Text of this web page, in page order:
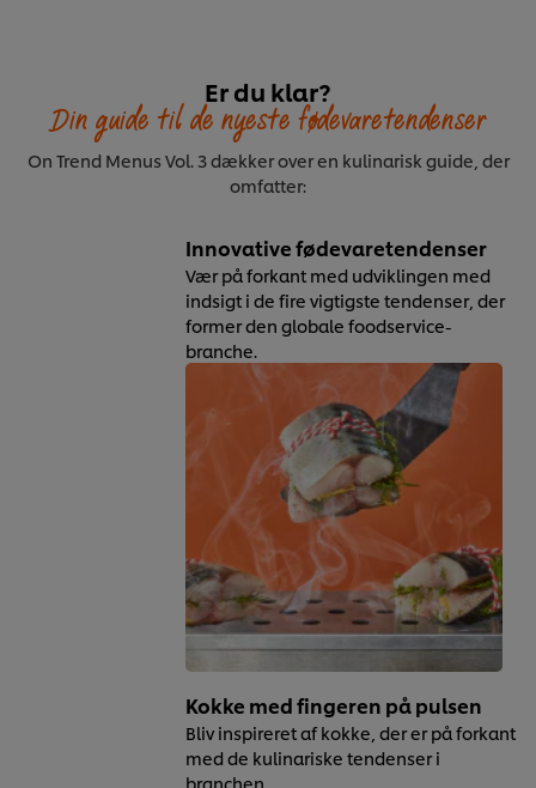
Er du klar?
Din guide til de nyeste fødevaretendenser
On Trend Menus Vol. 3 dækker over en kulinarisk guide, der
omfatter:
Innovative fødevaretendenser
Vær på forkant med udviklingen med
indsigt i de fire vigtigste tendenser, der
former den globale foodservice-
branche.
Kokke med fingeren på pulsen
Bliv inspireret af kokke, der er på forkant
med de kulinariske tendenser i
branchen.